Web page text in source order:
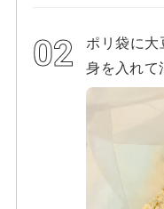
ポリ袋に
身を入れて